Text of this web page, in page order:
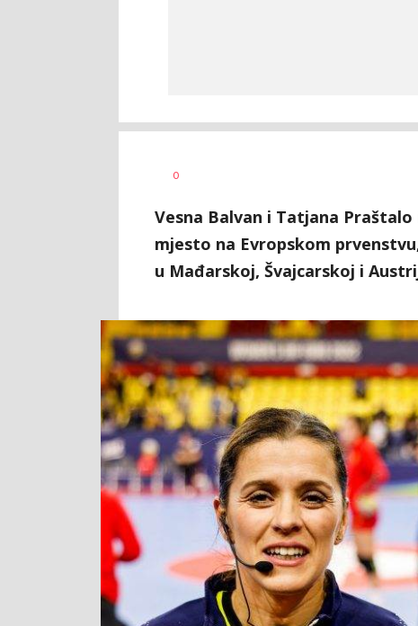
AUTOR
0
Vesna Balvan i Tatjana
mjesto na Evropskom
u Mađarskoj, Švajcarskoj i